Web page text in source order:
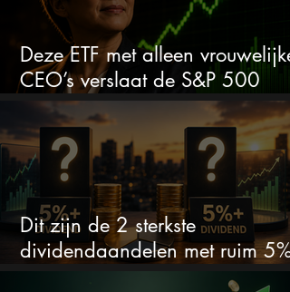
Deze ETF met alleen vrouwelijke
CEO’s verslaat de S&P 500
keihard
Dit zijn de 2 sterkste
dividendaandelen met ruim 5%